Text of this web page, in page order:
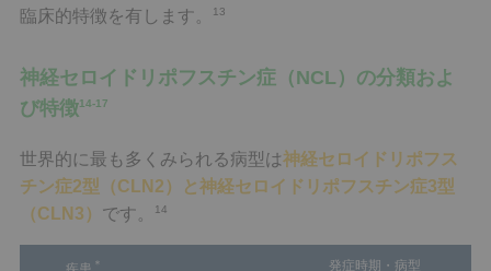
臨床的特徴を有します。
13
神経セロイドリポフスチン症（NCL）の分類およ
び特徴14-17
世界的に最も多くみられる病型は神経セロイドリポフス
チン症2型（CLN2）と神経セロイドリポフスチン症3型
（CLN3） です。 14
＊ 発症時期・病型